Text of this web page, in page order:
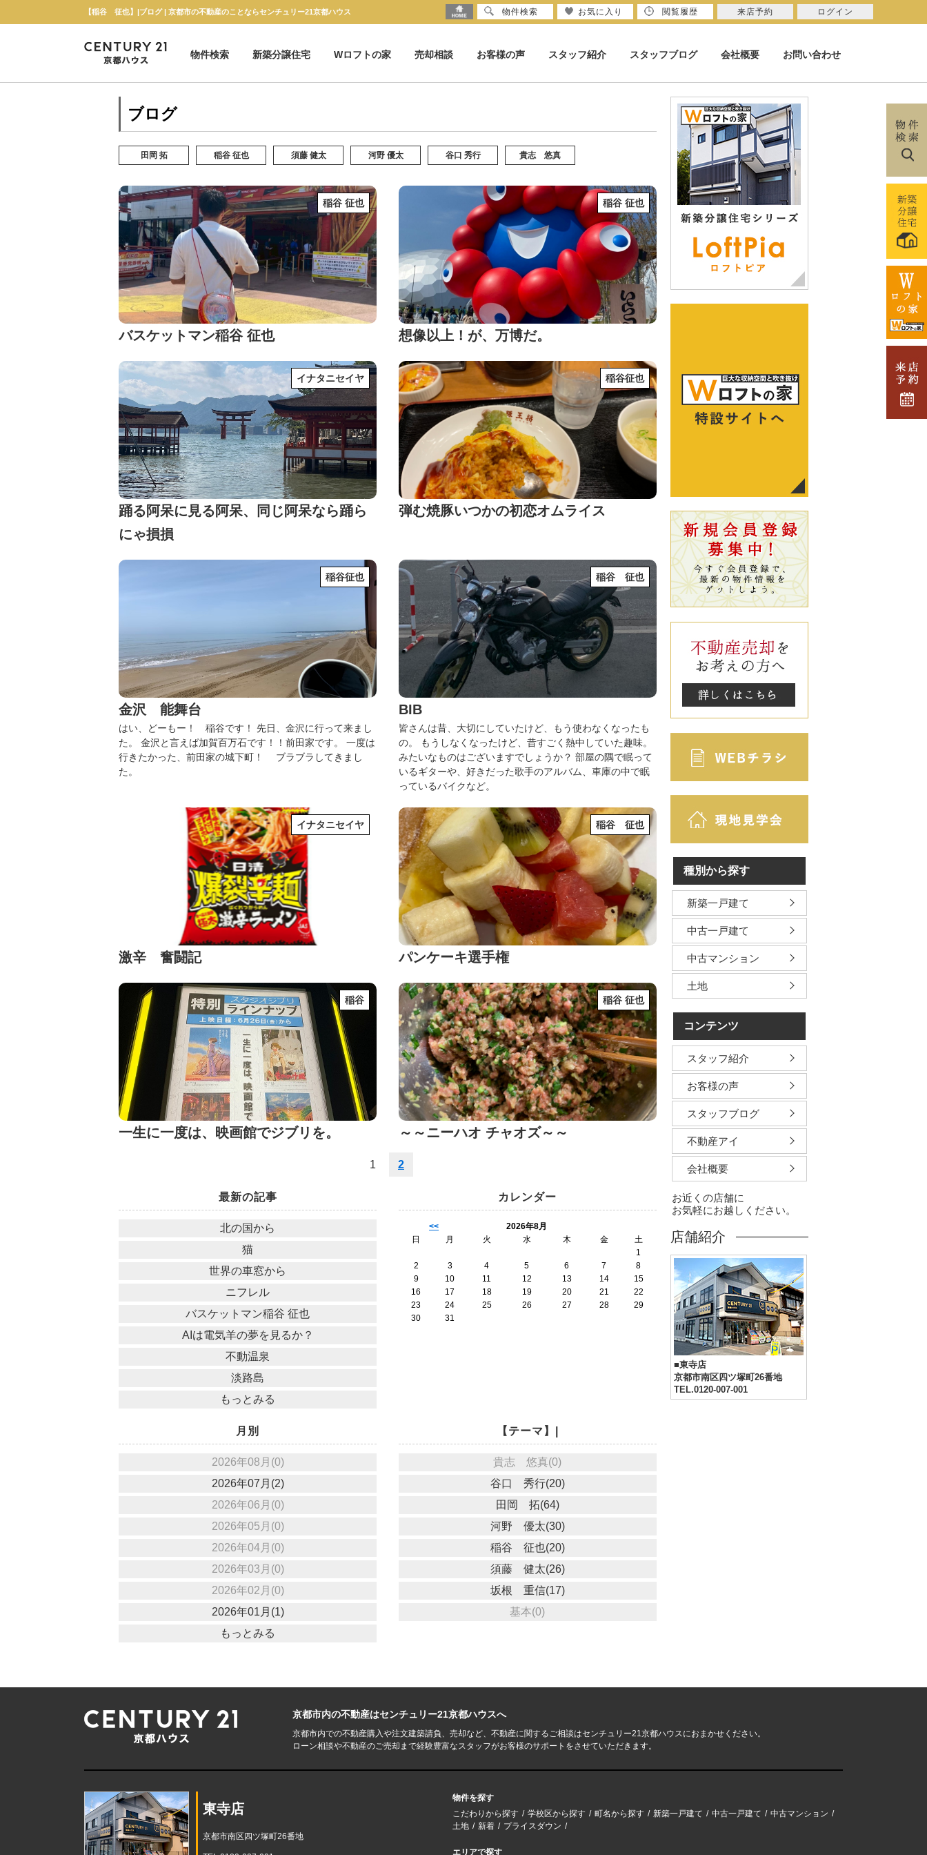
【稲谷 征也】|ブログ | 京都市の不動産のことならセンチュリー21京都ハウス
物件検索
新築分譲住宅 Wロフトの家 売却相談 お客様の声 スタッフ紹介 スタッフブログ 会社概要 お問い合わせ
ブログ
田岡 拓 稲谷 征也 須藤 健太 河野 優太 谷口 秀行 貴志 悠真
稲谷 征也
バスケットマン稲谷 征也
稲谷 征也
想像以上！が、万博だ。
イナタニセイヤ
踊る阿呆に見る阿呆、同じ阿呆なら踊ら
にゃ損損
稲谷征也
弾む焼豚いつかの初恋オムライス
稲谷征也
金沢 能舞台
はい、どーもー！ 稲谷です！ 先日、金沢に行って来まし
た。 金沢と言えば加賀百万石です！！前田家です。 一度は
行きたかった、前田家の城下町！ ブラブラしてきまし
た。
稲谷 征也
BIB
皆さんは昔、大切にしていたけど、もう使わなくなったも
の。
もうしなくなったけど、昔すごく熱中していた趣味。
みたいなものはございますでしょうか？ 部屋の隅で眠って
いるギターや、好きだった歌手のアルバム、車庫の中で眠
っているバイクなど。
イナタニセイヤ
激辛 奮闘記
稲谷 征也
パンケーキ選手権
稲谷
一生に一度は、映画館でジブリを。
稲谷 征也
～～ニーハオ チャオズ～～
1 2
最新の記事
北の国から
猫
世界の車窓から
ニフレル
バスケットマン稲谷 征也
AIは電気羊の夢を見るか？
不動温泉
淡路島
もっとみる
カレンダー
<<
2026年8月
日
月 火 水 木 金
土
1
2
3 4 5 6 7
8
9
10 11 12 13 14
15
16
17 18 19 20 21
22
23
24 25 26 27 28
29
30
31
月別
2026年08月(0)
2026年07月(2)
2026年06月(0)
2026年05月(0)
2026年04月(0)
2026年03月(0)
2026年02月(0)
2026年01月(1)
もっとみる
【テーマ】|
貴志 悠真(0)
谷口 秀行(20)
田岡 拓(64)
河野 優太(30)
稲谷 征也(20)
須藤 健太(26)
坂根 重信(17)
基本(0)
種別から探す
新築一戸建て
中古一戸建て
中古マンション
土地
コンテンツ
スタッフ紹介
お客様の声
スタッフブログ
不動産アイ
会社概要
お近くの店舗に
お気軽にお越しください。
店舗紹介
■東寺店
京都市南区四ツ塚町26番地
TEL.0120-007-001
京都市内の不動産はセンチュリー21京都ハウスへ
京都市内での不動産購入や注文建築請負、売却など、不動産に関するご相談はセンチュリー21京都ハウスにおまかせください。
ローン相談や不動産のご売却まで経験豊富なスタッフがお客様のサポートをさせていただきます。
東寺店
京都市南区四ツ塚町26番地
物件を探す
こだわりから探す
学校区から探す 町名から探す 新築一戸建て 中古一戸建て
中古マンション
土地
新着 プライスダウン
エリアで探す
物件検索 お気に入り 閲覧履歴 来店予約 ログイン